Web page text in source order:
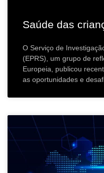
Saúde das
O Serviço de
(EPRS), um grupo de
Europeia, publicou
as oportunidades e